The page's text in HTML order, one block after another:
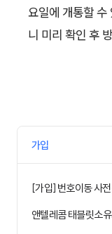
요일에 개통할 수
니 미리 확인 후
가입
[가입] 번호이동 사
앤텔레콤 태블릿소